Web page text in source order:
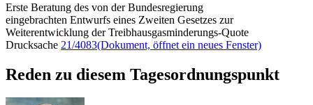
Erste Beratung des von der Bundesregierung
eingebrachten Entwurfs eines Zweiten Gesetzes zur
Weiterentwicklung der Treibhausgasminderungs-Quote
Drucksache 21/4083(Dokument, öffnet ein neues Fenster)
Reden zu diesem Tagesordnungspunkt